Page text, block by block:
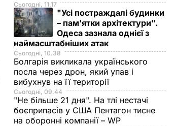
Сьогодні, 11.17
"Усі постраждалі будинки
– пам'ятки архітектури".
Одеса зазнала однієї з
наймасштабніших атак
Сьогодні, 10.38
Болгарія викликала українського
посла через дрон, який упав і
вибухнув на її території
Сьогодні, 09.44
"Не більше 21 дня". На тлі нестачі
боєприпасів у США Пентагон тисне
на оборонні компанії – WP